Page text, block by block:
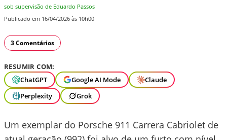
sob supervisão de Eduardo Passos
Publicado em 16/04/2026 às 10h00
3 Comentários
RESUMIR COM:
ChatGPT
Google AI Mode
Claude
Perplexity
Grok
Um exemplar do Porsche 911 Carrera Cabriolet de